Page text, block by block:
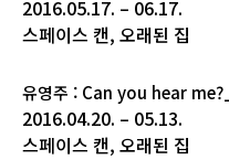
2016.05.17. – 06.17.
스페이스 캔, 오래된 집
유영주 : Can you hear
2016.04.20. – 05.13.
스페이스 캔, 오래된 집